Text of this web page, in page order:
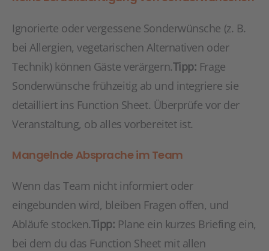
Ignorierte oder vergessene Sonderwünsche (z. B.
bei Allergien, vegetarischen Alternativen oder
Technik) können Gäste verärgern.Tipp: Frage
Sonderwünsche frühzeitig ab und integriere sie
detailliert ins Function Sheet. Überprüfe vor der
Veranstaltung, ob alles vorbereitet ist.
Mangelnde Absprache im Team
Wenn das Team nicht informiert oder
eingebunden wird, bleiben Fragen offen, und
Abläufe stocken.Tipp: Plane ein kurzes Briefing ein,
bei dem du das Function Sheet mit allen